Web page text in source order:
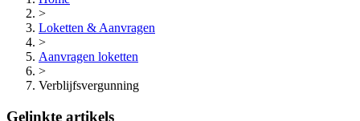
>
Loketten & Aanvragen
>
Aanvragen loketten
>
Verblijfsvergunning
Gelinkte artikels